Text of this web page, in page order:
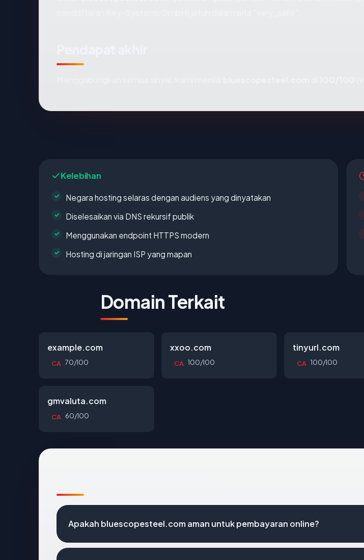
Kelebihan
Negara hosting selaras dengan audiens yang dinyatakan
Diselesaikan via DNS rekursif publik
Menggunakan endpoint HTTPS modern
Hosting di jaringan ISP yang mapan
Domain Terkait
example.com
CA 70/100
xxoo.com
CA 100/100
tinyurl.com
CA 100/100
gmvaluta.com
CA 60/100
Apakah bluescopesteel.com aman untuk pembayaran online?